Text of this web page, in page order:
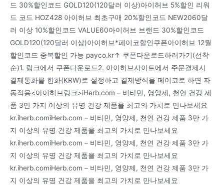
드 30%할인코드 GOLD120(120달러 이상)아이허브 5%할인 리워
드 코드 HOZ428 아이허브 최초구매 20%할인코드 NEW2060달
러 이상 10%할인코드 VALUE60아이허브 브랜드 30%할인코드
GOLD120(120달러 이상)아이허브*페이코할인쿠폰아이허브 12월
할인코드 중복할인 가능 payco.kr↑ 쿠폰다운로드하러가기(선착
순)1. 링크에서 쿠폰다운로드2. 아이허브사이트에서 주문결제시
결제통화를 한화(KRW)로 설정하고 결제방식을 페이코로 하면 자
동적용<아이허브링크>iHerb.com – 비타민, 영양제, 천연 건강 제
품 3만 가지 이상의 유명 건강 제품을 최고의 가치로 만나보세요
kr.iherb.comiHerb.com – 비타민, 영양제, 천연 건강 제품 3만 가
지 이상의 유명 건강 제품을 최고의 가치로 만나보세요
kr.iherb.comiHerb.com – 비타민, 영양제, 천연 건강 제품 3만 가
지 이상의 유명 건강 제품을 최고의 가치로 만나보세요
kr.iherb.comiHerb.com – 비타민, 영양제, 천연 건강 제품 3만 가
지 이상의 유명 건강 제품을 최고의 가치로 만나보세요